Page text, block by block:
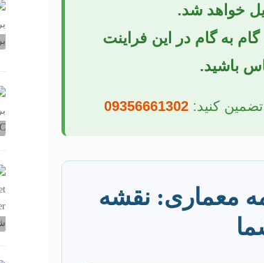
خواهد شد.
گام به گام در این فراینت
باشید.
تضمین کنید:09356661302
معماری: نقشه